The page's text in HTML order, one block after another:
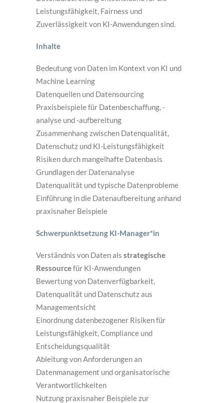
Leistungsfähigkeit, Fairness und
Zuverlässigkeit von KI-Anwendungen sind.
Inhalte
Bedeutung von Daten im Kontext von KI und
Machine Learning
Datenquellen und Datensourcing
Praxisbeispiele für Datenbeschaffung, -
analyse und -aufbereitung
Zusammenhang zwischen Datenqualität,
Datenschutz und KI-Leistungsfähigkeit
Risiken durch mangelhafte Datenbasis
Grundlagen der Datenanalyse
Datenqualität und typische Datenprobleme
Einführung in die Datenaufbereitung anhand
praxisnaher Beispiele
Schwerpunktsetzung KI-Manager*in
Verständnis von Daten als strategische
Ressourcefür KI-Anwendungen
Bewertung von Datenverfügbarkeit,
Datenqualität und Datenschutz aus
Managementsicht
Einordnung datenbezogener Risiken für
Leistungsfähigkeit, Compliance und
Entscheidungsqualität
Ableitung von Anforderungen an
Datenmanagement und organisatorische
Verantwortlichkeiten
Nutzung praxisnaher Beispiele zur